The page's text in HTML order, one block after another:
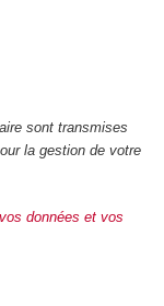
sont transmises
la gestion de votre
données et vos